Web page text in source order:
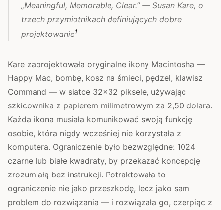
„Meaningful, Memorable, Clear.” — Susan Kare, o
trzech przymiotnikach definiujących dobre
projektowanie1
Kare zaprojektowała oryginalne ikony Macintosha —
Happy Mac, bombę, kosz na śmieci, pędzel, klawisz
Command — w siatce 32×32 piksele, używając
szkicownika z papierem milimetrowym za 2,50 dolara.
Każda ikona musiała komunikować swoją funkcję
osobie, która nigdy wcześniej nie korzystała z
komputera. Ograniczenie było bezwzględne: 1024
czarne lub białe kwadraty, by przekazać koncepcję
zrozumiałą bez instrukcji. Potraktowała to
ograniczenie nie jako przeszkodę, lecz jako sam
problem do rozwiązania — i rozwiązała go, czerpiąc z